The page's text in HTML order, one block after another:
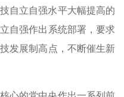
自立自强水平大幅提高的
自强作出系统部署，要求
发展制高点，不断催生新